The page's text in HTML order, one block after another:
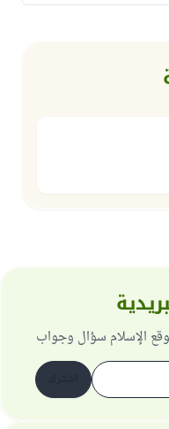
الإسلام سؤال وجواب